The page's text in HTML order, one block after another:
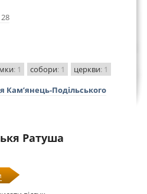
: 1 собори: 1 церкви: 1
Кам’янець-Подільського
Ратуша